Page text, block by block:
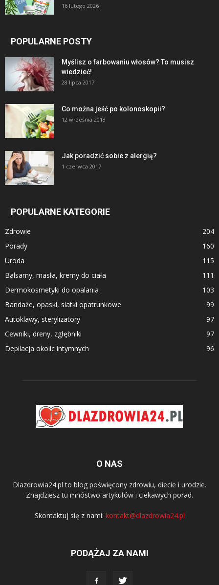
16 lutego 2026
POPULARNE POSTY
Myślisz o farbowaniu włosów? To musisz
wiedzieć!
28 lipca 2017
Co można jeść po kolonoskopii?
12 września 2018
Jak poradzić sobie z alergią?
1 czerwca 2017
POPULARNE KATEGORIE
Zdrowie
204
Porady
160
Uroda
115
Balsamy, masła, kremy do ciała
111
Dermokosmetyki do opalania
103
Bandaże, opaski, siatki opatrunkowe
99
Autoklawy, sterylizatory
97
Cewniki, dreny, zgłębniki
97
Depilacja okolic intymnych
96
O NAS
Dlazdrowia24.pl to blog poświęcony zdrowiu, diecie i urodzie.
Znajdziesz tu mnóstwo artykułów i ciekawych porad.
Skontaktuj się z nami: kontakt@dlazdrowia24.pl
PODĄŻAJ ZA NAMI